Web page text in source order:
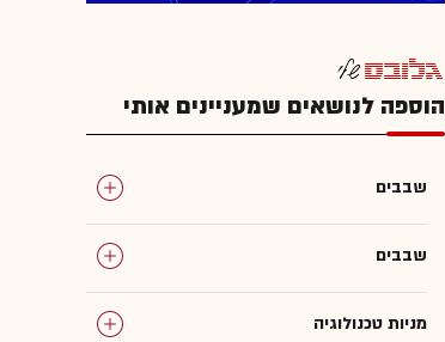
הוספה לנושאים שמעניינים אותי
שבבים
שבבים
מניות טכנולוגיה